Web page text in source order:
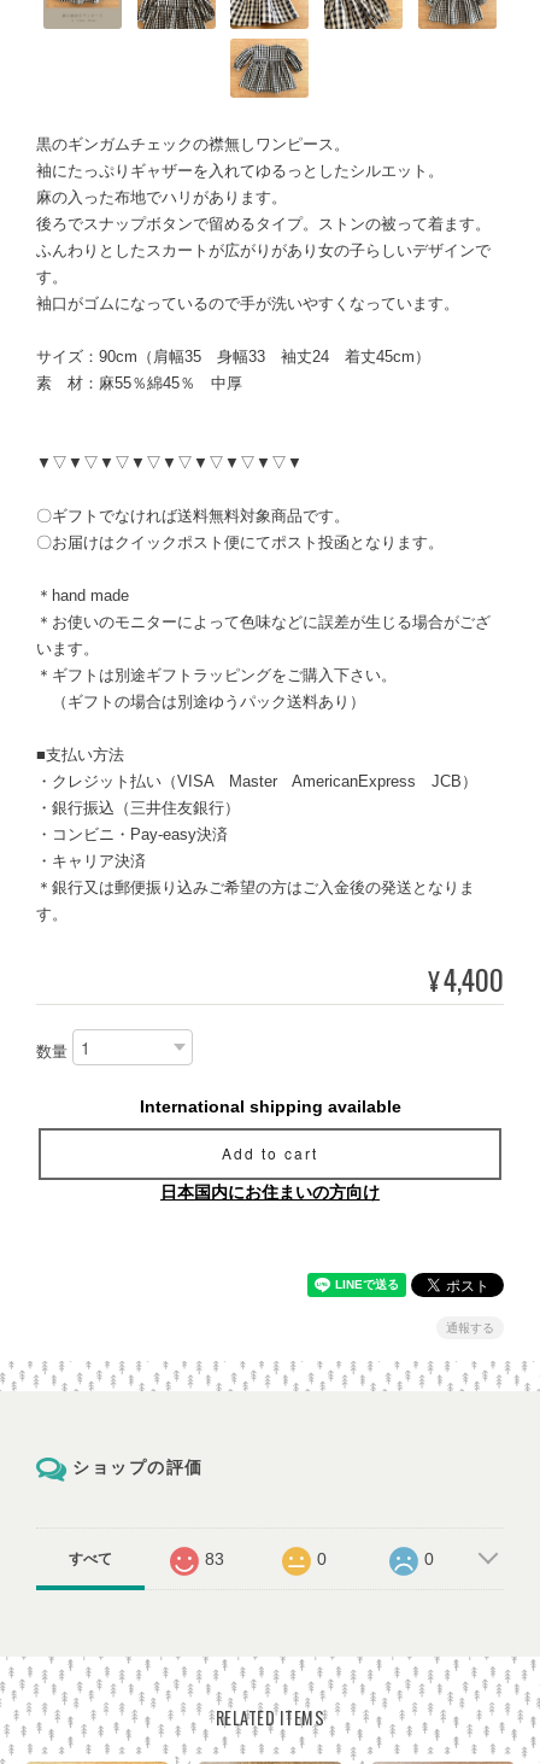
黒のギンガムチェックの襟無しワンピース。
袖にたっぷりギャザーを入れてゆるっとしたシルエット。
麻の入った布地でハリがあります。
後ろでスナップボタンで留めるタイプ。ストンの被って着ます。
ふんわりとしたスカートが広がりがあり女の子らしいデザインで
す。
袖口がゴムになっているので手が洗いやすくなっています。
サイズ：90cm（肩幅35 身幅33 袖丈24 着丈45cm）
素 材：麻55％綿45％ 中厚
▼▽▼▽▼▽▼▽▼▽▼▽▼▽▼▽▼
〇ギフトでなければ送料無料対象商品です。
〇お届けはクイックポスト便にてポスト投函となります。
＊hand made
＊お使いのモニターによって色味などに誤差が生じる場合がござ
います。
＊ギフトは別途ギフトラッピングをご購入下さい。
（ギフトの場合は別途ゆうパック送料あり）
■支払い方法
・クレジット払い（VISA Master AmericanExpress JCB）
・銀行振込（三井住友銀行）
・コンビニ・Pay-easy決済
・キャリア決済
＊銀行又は郵便振り込みご希望の方はご入金後の発送となりま
す。
¥4,400
数量
International shipping available
Add to cart
日本国内にお住まいの方向け
通報する
ショップの評価
すべて 83 0 0
RELATED ITEMS